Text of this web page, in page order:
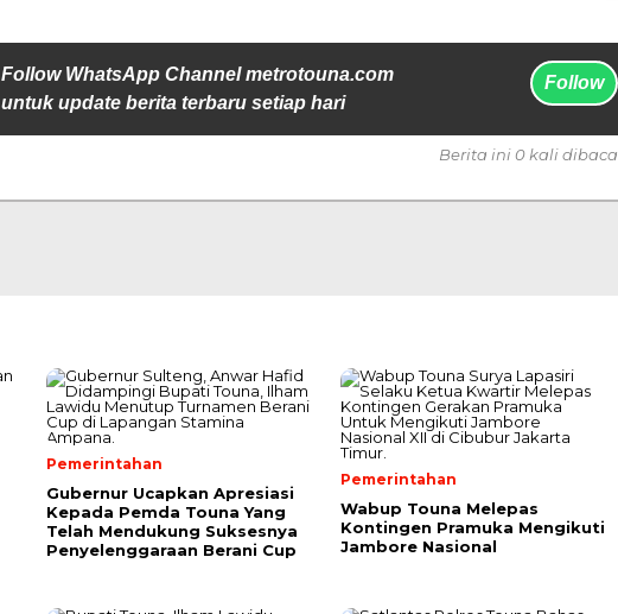
Follow WhatsApp Channel metrotouna.com
untuk update berita terbaru setiap hari
Follow
Berita ini 0 kali dibaca
Pemerintahan
Gubernur Ucapkan Apresiasi
Kepada Pemda Touna Yang
Telah Mendukung Suksesnya
Penyelenggaraan Berani Cup
Pemerintahan
Wabup Touna Melepas
Kontingen Pramuka Mengikuti
Jambore Nasional